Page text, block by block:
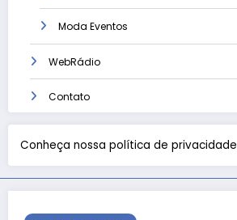
Moda Eventos
WebRádio
Contato
Conheça nossa política de privacidade